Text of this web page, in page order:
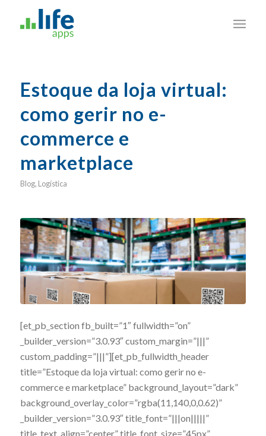
Estoque da loja virtual:
como gerir no e-
commerce e
marketplace
Blog, Logística
[et_pb_section fb_built=”1″ fullwidth=”on”
_builder_version=”3.0.93″ custom_margin=”|||”
custom_padding=”|||”][et_pb_fullwidth_header
title=”Estoque da loja virtual: como gerir no e-
commerce e marketplace” background_layout=”dark”
background_overlay_color=”rgba(11,140,0,0.62)”
_builder_version=”3.0.93″ title_font=”|||on|||||”
title_text_align=”center” title_font_size=”45px”